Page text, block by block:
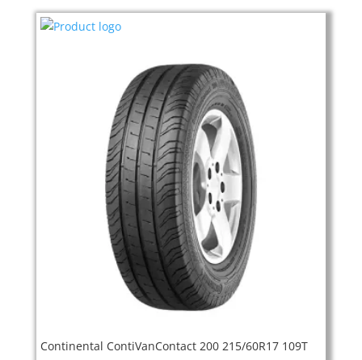
Continental ContiVanContact 200 215/60R17 109T